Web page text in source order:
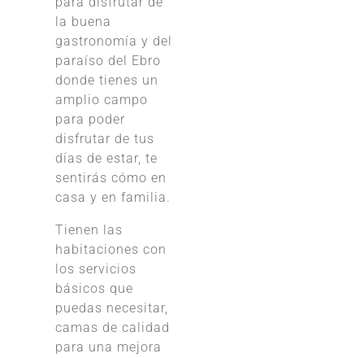
la buena
gastronomía y del
paraíso del Ebro
donde tienes un
amplio campo
para poder
disfrutar de tus
días de estar, te
sentirás cómo en
casa y en familia.
Tienen las
habitaciones con
los servicios
básicos que
puedas necesitar,
camas de calidad
para una mejora